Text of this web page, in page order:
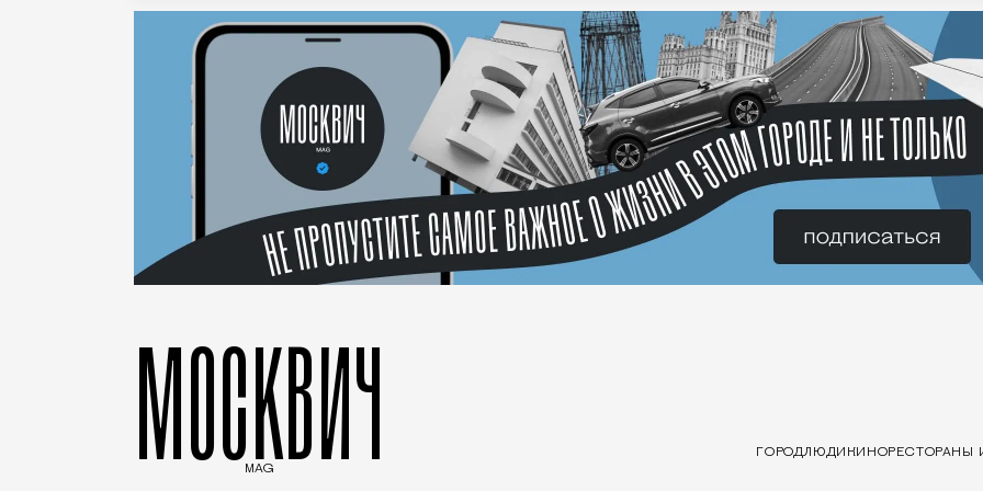
МОСКВИЧ
MAG
ГОРОДЛЮДИ КИНОРЕСТОРАНЫ